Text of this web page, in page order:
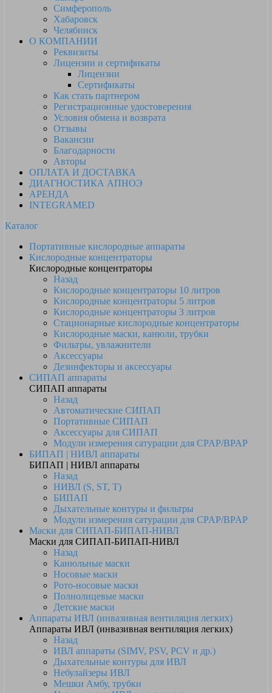
Симферополь
Хабаровск
Челябинск
О КОМПАНИИ
Реквизиты
Лицензии и сертификаты
Лицензии
Сертификаты
Как стать партнером
Регистрационные удостоверения
Условия обмена и возврата
Отзывы
Вакансии
Благодарности
Авторы
ОПЛАТА И ДОСТАВКА
ДИАГНОСТИКА АПНОЭ
АРЕНДА
INTEGRAMED
Каталог
Портативные кислородные аппараты
Кислородные концентраторы
Кислородные концентраторы
Назад
Кислородные концентраторы 10 литров
Кислородные концентраторы 5 литров
Кислородные концентраторы 3 литров
Стационарные кислородные концентраторы
Кислородные маски, канюли, трубки
Фильтры, увлажнители
Аксессуары
Дезинфекторы и аксессуары
СИПАП аппараты
СИПАП аппараты
Назад
Автоматические СИПАП
Портативные СИПАП
Аксессуары для СИПАП
Модули измерения сатурации для CPAP/BPAP
БИПАП | НИВЛ аппараты
БИПАП | НИВЛ аппараты
Назад
НИВЛ (S, ST, T)
БИПАП
Дыхательные контуры и фильтры
Модули измерения сатурации для CPAP/BPAP
Маски для СИПАП-БИПАП-НИВЛ
Маски для СИПАП-БИПАП-НИВЛ
Назад
Канюльные маски
Носовые маски
Рото-носовые маски
Полнолицевые маски
Детские маски
Аппараты ИВЛ (инвазивная вентиляция легких)
Аппараты ИВЛ (инвазивная вентиляция легких)
Назад
ИВЛ аппараты (SIMV, PSV, PCV и др.)
Дыхательные контуры для ИВЛ
Небулайзеры ИВЛ
Мешки Амбу, трубки